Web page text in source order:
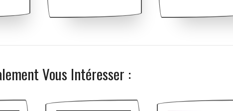
Vous Intéresser :